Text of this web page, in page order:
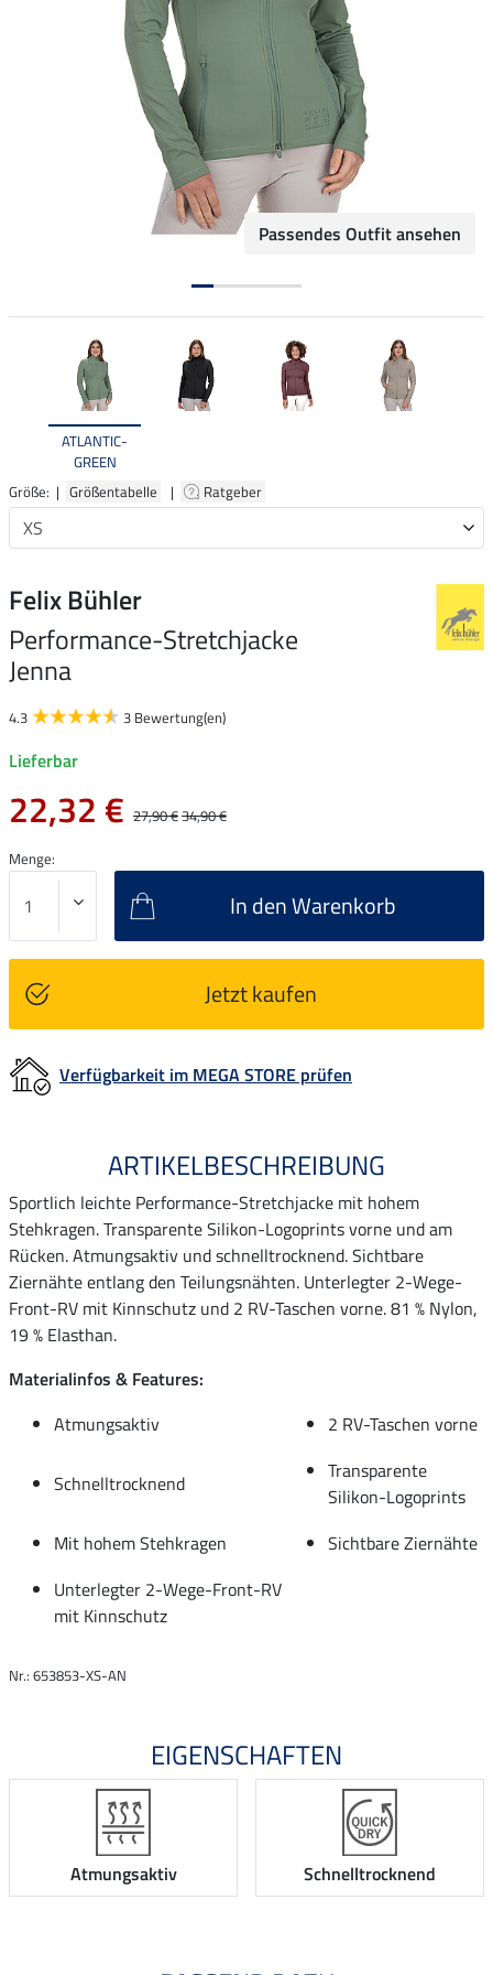
Passendes Outfit ansehen
ATLANTIC-
GREEN
Größe: | Größentabelle | Ratgeber
Felix Bühler
Performance-Stretchjacke
Jenna
4.3 3 Bewertung(en)
Lieferbar
22,32 € 27,90 €34,90 €
Menge:
In den Warenkorb
Jetzt kaufen
Verfügbarkeit im MEGA STORE prüfen
ARTIKELBESCHREIBUNG
Sportlich leichte Performance-Stretchjacke mit hohem
Stehkragen. Transparente Silikon-Logoprints vorne und am
Rücken. Atmungsaktiv und schnelltrocknend. Sichtbare
Ziernähte entlang den Teilungsnähten. Unterlegter 2-Wege-
Front-RV mit Kinnschutz und 2 RV-Taschen vorne. 81 % Nylon,
19 % Elasthan.
Materialinfos & Features:
Atmungsaktiv
2 RV-Taschen vorne
Schnelltrocknend
Transparente
Silikon-Logoprints
Mit hohem Stehkragen
Sichtbare Ziernähte
Unterlegter 2-Wege-Front-RV
mit Kinnschutz
Nr.: 653853-XS-AN
EIGENSCHAFTEN
Atmungsaktiv Schnelltrocknend